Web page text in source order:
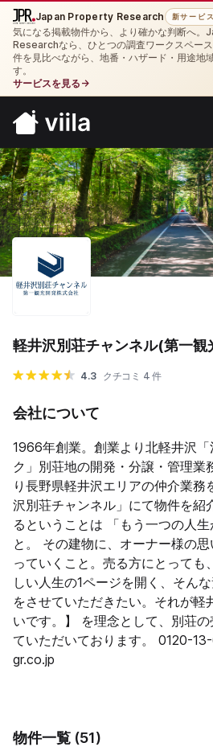
Japan Property Research 新サービス
気になる掲載物件から、より確かな判断へ
Researchなら、ひとつの調査ワークスペー
件を見比べながら、地番・ハザード・用途地
す。
サービスを見る →
軽井沢別荘チャンネル(第一観
4.3 クチコミ 4 件
会社について
1966年創業。創業より北軽井沢
ク」別荘地の開発・分譲・管理業
り長野県軽井沢エリアの仲介業
沢別荘チャンネル」にて物件を紹
るということは 「もう一つの人
と。 その建物に、オーナー様の
っていくこと。​ ​売る方にとって
しい人生の1ページを開く、そん
をさせていただきたい。 ​それが
いです。】 を理念として、別荘
ていただいております。 0120-
gr.co.jp
物件一覧 (51)